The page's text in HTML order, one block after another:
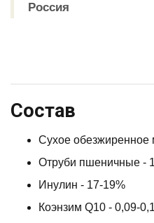
Россия
Состав
Сухое обезжиренное
Отруби пшеничные -
Инулин - 17-19%
Коэнзим Q10 - 0,09-